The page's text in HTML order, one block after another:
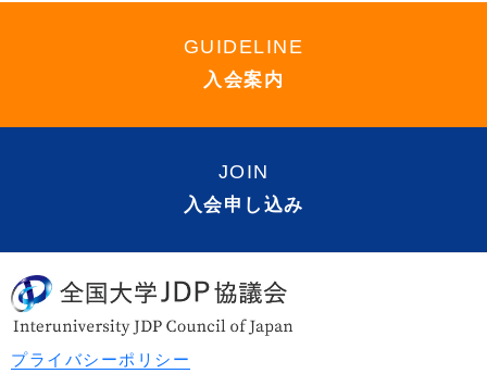
GUIDELINE
入会案内
JOIN
入会申し込み
プライバシーポリシー